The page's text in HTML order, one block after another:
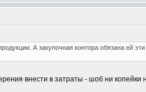
А закупочная контора обязана ей эти
внести в затраты - шоб ни копейки